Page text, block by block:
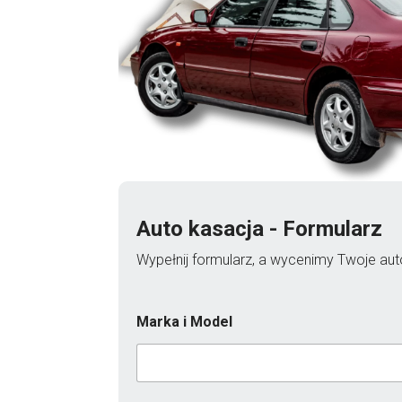
Auto kasacja - Formularz
Wypełnij formularz, a wycenimy Twoje
Marka i Model